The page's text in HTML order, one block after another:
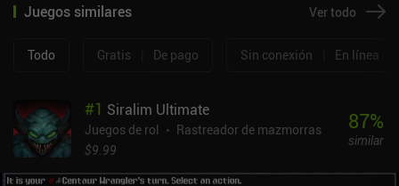
Juegos similares Ver todo
Todo Gratis De pago Sin conexión En línea
#1 Siralim Ultimate
Juegos de rol
Rastreador de mazmorras
$9.99
87%
similar